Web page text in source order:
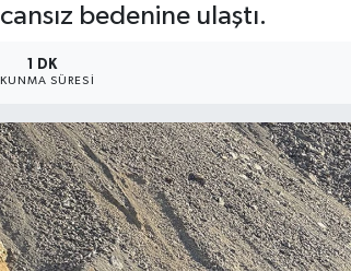
bedenine ulaştı.
1 DK
SÜRESI